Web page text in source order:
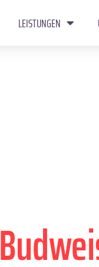
LEISTUNGEN